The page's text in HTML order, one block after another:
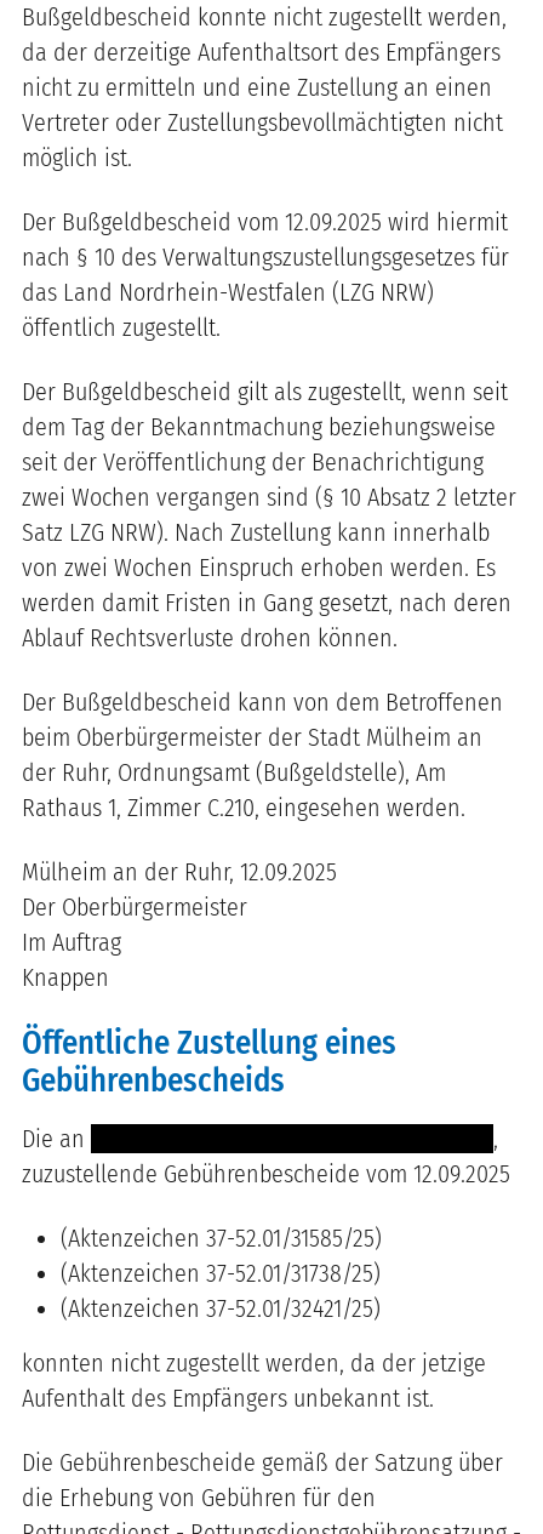
Bußgeldbescheid konnte nicht zugestellt werden,
da der derzeitige Aufenthaltsort des Empfängers
nicht zu ermitteln und eine Zustellung an einen
Vertreter oder Zustellungsbevollmächtigten nicht
möglich ist.
Der Bußgeldbescheid vom 12.09.2025 wird hiermit
nach § 10 des Verwaltungszustellungsgesetzes für
das Land Nordrhein-Westfalen (LZG NRW)
öffentlich zugestellt.
Der Bußgeldbescheid gilt als zugestellt, wenn seit
dem Tag der Bekanntmachung beziehungsweise
seit der Veröffentlichung der Benachrichtigung
zwei Wochen vergangen sind (§ 10 Absatz 2 letzter
Satz LZG NRW). Nach Zustellung kann innerhalb
von zwei Wochen Einspruch erhoben werden. Es
werden damit Fristen in Gang gesetzt, nach deren
Ablauf Rechtsverluste drohen können.
Der Bußgeldbescheid kann von dem Betroffenen
beim Oberbürgermeister der Stadt Mülheim an
der Ruhr, Ordnungsamt (Bußgeldstelle), Am
Rathaus 1, Zimmer C.210, eingesehen werden.
Mülheim an der Ruhr, 12.09.2025
Der Oberbürgermeister
Im Auftrag
Knappen
Öffentliche Zustellung eines
Gebührenbescheids
Die an
,
zuzustellende Gebührenbescheide vom 12.09.2025
(Aktenzeichen 37-52.01/31585/25)
(Aktenzeichen 37-52.01/31738/25)
(Aktenzeichen 37-52.01/32421/25)
konnten nicht zugestellt werden, da der jetzige
Aufenthalt des Empfängers unbekannt ist.
Die Gebührenbescheide gemäß der Satzung über
die Erhebung von Gebühren für den